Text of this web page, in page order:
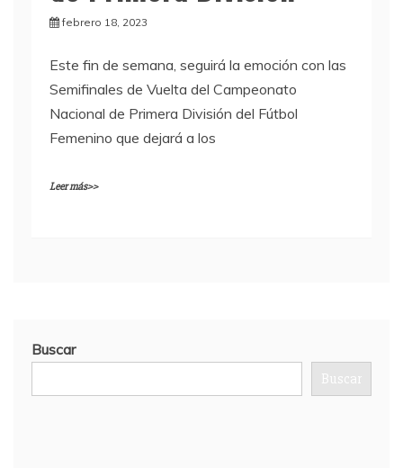
febrero 18, 2023
Este fin de semana, seguirá la emoción con las
Semifinales de Vuelta del Campeonato
Nacional de Primera División del Fútbol
Femenino que dejará a los
Leer más>>
Buscar
Buscar